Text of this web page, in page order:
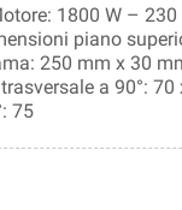
1800 W – 230
piano
250 mm x 30
a 90°: 70
75